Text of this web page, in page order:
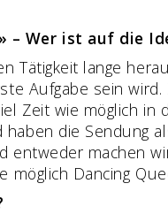
– Wer ist auf die
Tätigkeit lange
Aufgabe sein
Zeit wie möglich in
die Sendung
entweder machen
Dancing